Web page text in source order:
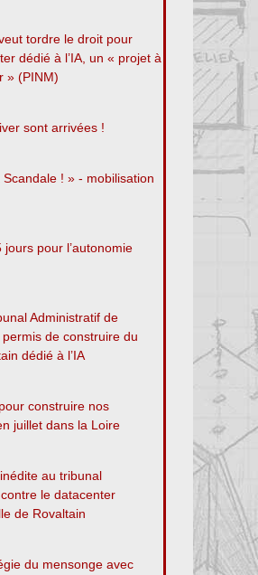
tordre le droit pour
dédié à l’IA, un « projet à
» (PINM)
sont arrivées !
! » - mobilisation
pour l’autonomie
Administratif de
de construire du
dédié à l’IA
construire nos
juillet dans la Loire
au tribunal
le datacenter
de Rovaltain
du mensonge avec